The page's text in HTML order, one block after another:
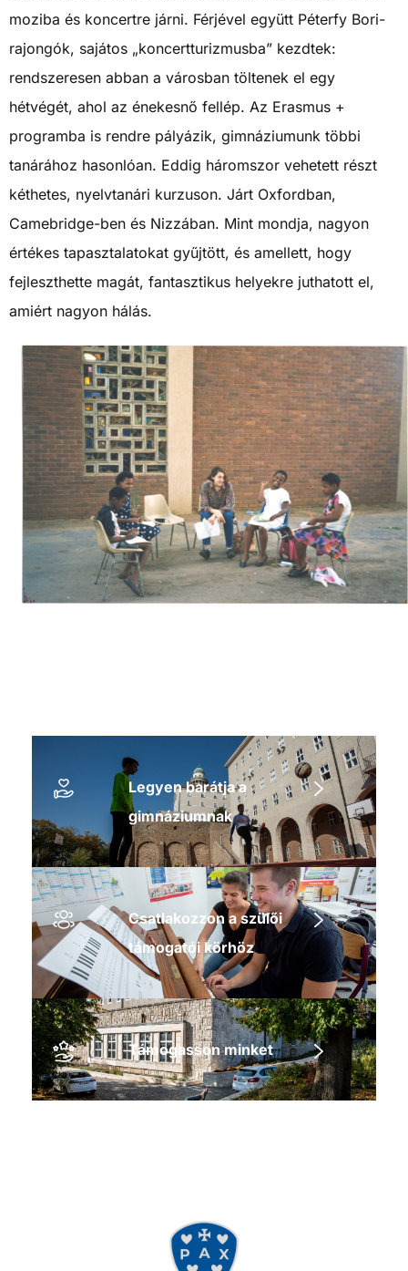
moziba és koncertre járni. Férjével együtt Péterfy Bori-
rajongók, sajátos „koncertturizmusba” kezdtek:
rendszeresen abban a városban töltenek el egy
hétvégét, ahol az énekesnő fellép. Az Erasmus +
programba is rendre pályázik, gimnáziumunk többi
tanárához hasonlóan. Eddig háromszor vehetett részt
kéthetes, nyelvtanári kurzuson. Járt Oxfordban,
Camebridge-ben és Nizzában. Mint mondja, nagyon
értékes tapasztalatokat gyűjtött, és amellett, hogy
fejleszthette magát, fantasztikus helyekre juthatott el,
amiért nagyon hálás.
Legyen barátja a
gimnáziumnak
Csatlakozzon a szülői
támogatói körhöz
Támogasson minket